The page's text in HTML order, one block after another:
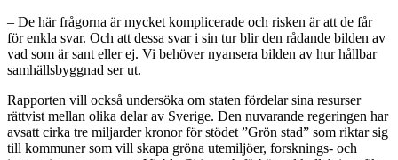
– De här frågorna är mycket komplicerade och risken är att de får
för enkla svar. Och att dessa svar i sin tur blir den rådande bilden av
vad som är sant eller ej. Vi behöver nyansera bilden av hur hållbar
samhällsbyggnad ser ut.
Rapporten vill också undersöka om staten fördelar sina resurser
rättvist mellan olika delar av Sverige. Den nuvarande regeringen har
avsatt cirka tre miljarder kronor för stödet ”Grön stad” som riktar sig
till kommuner som vill skapa gröna utemiljöer, forsknings- och